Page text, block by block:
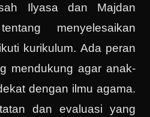
Ilyasa dan Majdan
menyelesaikan
kurikulum. Ada peran
mendukung agar anak-
dengan ilmu agama.
dan evaluasi yang